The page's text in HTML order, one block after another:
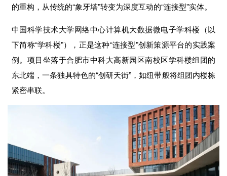
的重构，从传统的“象牙塔”转变为深度互动的“连接型”实体。
中国科学技术大学网络中心计算机大数据微电子学科楼（以
下简称“学科楼”），正是这种“连接型”创新策源平台的实践案
例。项目坐落于合肥市中科大高新园区南校区学科楼组团的
东北端，一条独具特色的“创研天街”，如纽带般将组团内楼栋
紧密串联。